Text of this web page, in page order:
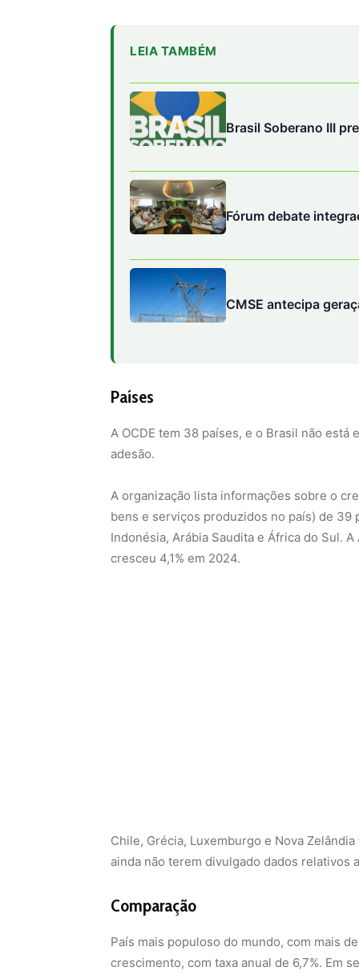
LEIA TAMBÉM
Brasil Soberano III
Fórum debate
CMSE antecipa
Países
A OCDE tem 38 países, e o Brasil não
adesão.
A organização lista informações sobre o
bens e serviços produzidos no país) de 39
Indonésia, Arábia Saudita e África do Sul.
cresceu 4,1% em 2024.
Chile, Grécia, Luxemburgo e Nova
ainda não terem divulgado dados relativos
Comparação
País mais populoso do mundo, com mais
crescimento, com taxa anual de 6,7%. Em